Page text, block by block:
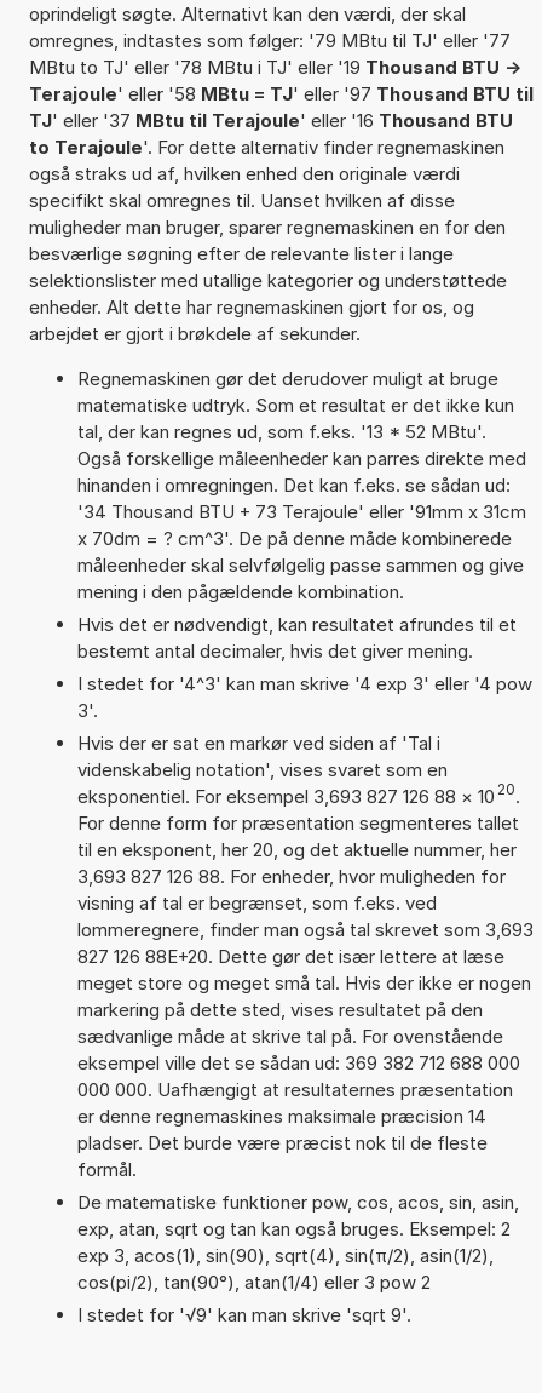
oprindeligt søgte. Alternativt kan den værdi, der skal
omregnes, indtastes som følger: '79 MBtu til TJ' eller '77
MBtu to TJ' eller '78 MBtu i TJ' eller '19 Thousand BTU ->
Terajoule' eller '58 MBtu = TJ' eller '97 Thousand BTU til
TJ' eller '37 MBtu til Terajoule' eller '16 Thousand BTU
to Terajoule'. For dette alternativ finder regnemaskinen
også straks ud af, hvilken enhed den originale værdi
specifikt skal omregnes til. Uanset hvilken af disse
muligheder man bruger, sparer regnemaskinen en for den
besværlige søgning efter de relevante lister i lange
selektionslister med utallige kategorier og understøttede
enheder. Alt dette har regnemaskinen gjort for os, og
arbejdet er gjort i brøkdele af sekunder.
Regnemaskinen gør det derudover muligt at bruge
matematiske udtryk. Som et resultat er det ikke kun
tal, der kan regnes ud, som f.eks. '13 * 52 MBtu'.
Også forskellige måleenheder kan parres direkte med
hinanden i omregningen. Det kan f.eks. se sådan ud:
'34 Thousand BTU + 73 Terajoule' eller '91mm x 31cm
x 70dm = ? cm^3'. De på denne måde kombinerede
måleenheder skal selvfølgelig passe sammen og give
mening i den pågældende kombination.
Hvis det er nødvendigt, kan resultatet afrundes til et
bestemt antal decimaler, hvis det giver mening.
I stedet for '4^3' kan man skrive '4 exp 3' eller '4 pow
3'.
Hvis der er sat en markør ved siden af 'Tal i
videnskabelig notation', vises svaret som en
eksponentiel. For eksempel 3,693 827 126 88 × 10 20.
For denne form for præsentation segmenteres tallet
til en eksponent, her 20, og det aktuelle nummer, her
3,693 827 126 88. For enheder, hvor muligheden for
visning af tal er begrænset, som f.eks. ved
lommeregnere, finder man også tal skrevet som 3,693
827 126 88E+20. Dette gør det især lettere at læse
meget store og meget små tal. Hvis der ikke er nogen
markering på dette sted, vises resultatet på den
sædvanlige måde at skrive tal på. For ovenstående
eksempel ville det se sådan ud: 369 382 712 688 000
000 000. Uafhængigt at resultaternes præsentation
er denne regnemaskines maksimale præcision 14
pladser. Det burde være præcist nok til de fleste
formål.
De matematiske funktioner pow, cos, acos, sin, asin,
exp, atan, sqrt og tan kan også bruges. Eksempel: 2
exp 3, acos(1), sin(90), sqrt(4), sin(π/2), asin(1/2),
cos(pi/2), tan(90°), atan(1/4) eller 3 pow 2
I stedet for '√9' kan man skrive 'sqrt 9'.